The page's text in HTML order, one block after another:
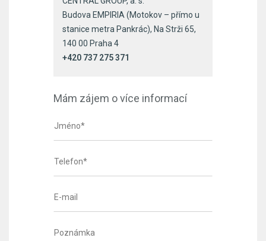
Budova EMPIRIA (Motokov – přímo u
stanice metra Pankrác), Na Strži 65,
140 00 Praha 4
+420 737 275 371
Mám zájem o více informací